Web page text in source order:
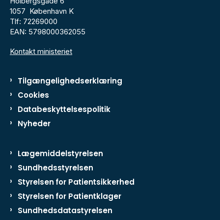
1057 København K
Tlf: 72269000
EAN: 5798000362055
Kontakt ministeriet
Tilgængelighedserklæring
Cookies
Databeskyttelsespolitik
Nyheder
Lægemiddelstyrelsen
Sundhedsstyrelsen
Styrelsen for Patientsikkerhed
Styrelsen for Patientklager
Sundhedsdatastyrelsen